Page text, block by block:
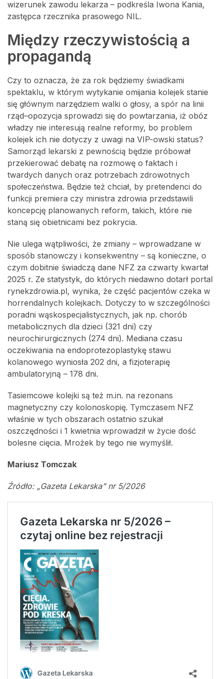
wizerunek zawodu lekarza – podkreśla Iwona Kania,
zastępca rzecznika prasowego NIL.
Między rzeczywistością a
propagandą
Czy to oznacza, że za rok będziemy świadkami
spektaklu, w którym wytykanie omijania kolejek stanie
się głównym narzędziem walki o głosy, a spór na linii
rząd–opozycja sprowadzi się do powtarzania, iż obóz
władzy nie interesują realne reformy, bo problem
kolejek ich nie dotyczy z uwagi na VIP-owski status?
Samorząd lekarski z pewnością będzie próbował
przekierować debatę na rozmowę o faktach i
twardych danych oraz potrzebach zdrowotnych
społeczeństwa. Będzie też chciał, by pretendenci do
funkcji premiera czy ministra zdrowia przedstawili
koncepcję planowanych reform, takich, które nie
staną się obietnicami bez pokrycia.
Nie ulega wątpliwości, że zmiany – wprowadzane w
sposób stanowczy i konsekwentny – są konieczne, o
czym dobitnie świadczą dane NFZ za czwarty kwartał
2025 r. Ze statystyk, do których niedawno dotarł portal
rynekzdrowia.pl, wynika, że część pacjentów czeka w
horrendalnych kolejkach. Dotyczy to w szczególności
poradni wąskospecjalistycznych, jak np. chorób
metabolicznych dla dzieci (321 dni) czy
neurochirurgicznych (274 dni). Mediana czasu
oczekiwania na endoprotezoplastykę stawu
kolanowego wyniosła 202 dni, a fizjoterapię
ambulatoryjną – 178 dni.
Tasiemcowe kolejki są też m.in. na rezonans
magnetyczny czy kolonoskopię. Tymczasem NFZ
właśnie w tych obszarach ostatnio szukał
oszczędności i 1 kwietnia wprowadził w życie dość
bolesne cięcia. Mrożek by tego nie wymyślił.
Mariusz Tomczak
Źródło: „Gazeta Lekarska” nr 5/2026